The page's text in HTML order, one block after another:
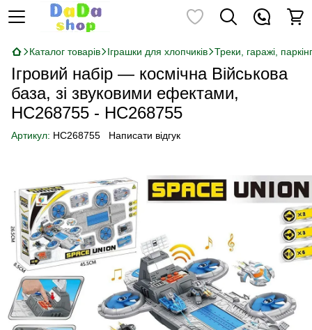
Каталог товарів Іграшки для хлопчиків Треки, гаражі,
Ігровий набір — космічна Військова
база, зі звуковими ефектами,
HC268755 - HC268755
Артикул: HC268755 Написати відгук